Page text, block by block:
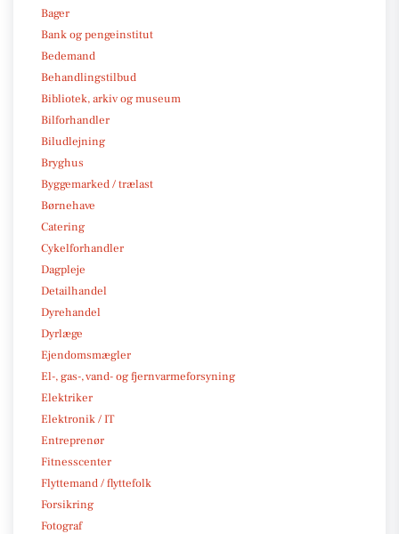
Bager
Bank og pengeinstitut
Bedemand
Behandlingstilbud
Bibliotek, arkiv og museum
Bilforhandler
Biludlejning
Bryghus
Byggemarked / trælast
Børnehave
Catering
Cykelforhandler
Dagpleje
Detailhandel
Dyrehandel
Dyrlæge
Ejendomsmægler
El-, gas-, vand- og fjernvarmeforsyning
Elektriker
Elektronik / IT
Entreprenør
Fitnesscenter
Flyttemand / flyttefolk
Forsikring
Fotograf